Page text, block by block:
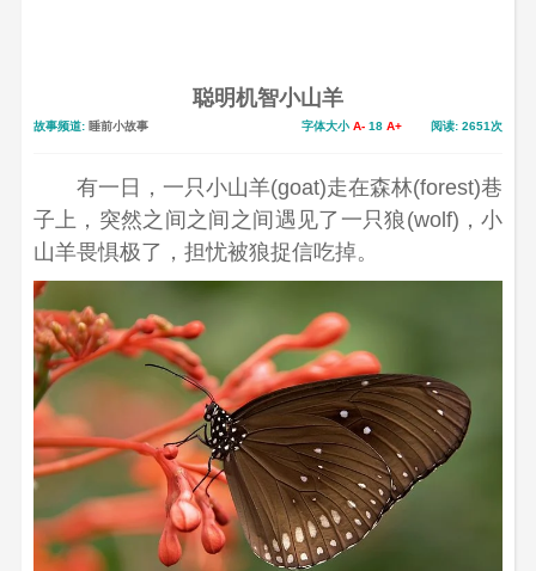
聪明机智小山羊
故事频道: 睡前小故事 字体大小A- 18 A+ 阅读: 2651次
有一日，一只小山羊(goat)走在森林(forest)巷
子上，突然之间之间之间遇见了一只狼(wolf)，小
山羊畏惧极了，担忧被狼捉信吃掉。